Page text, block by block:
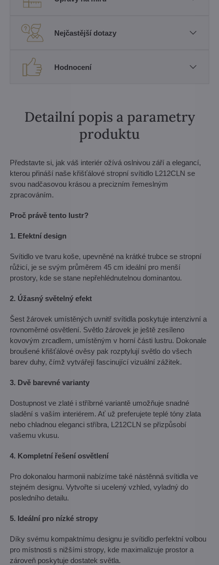
Nejčastější dotazy
Hodnocení
Detailní popis a parametry
produktu
Představte si, jak váš interiér ožívá oslnivou září a elegancí,
kterou přináší naše křišťálové stropní svítidlo L212CLN se
svou nadčasovou krásou a precizním řemeslným
zpracováním.
Proč právě tento lustr?
1. Efektní design
Svítidlo ve tvaru koše, upevněné na krátké trubce se stropní
růžicí, je se svým průměrem 45 cm ideální pro menší
prostory, kde se stane nepřehlédnutelnou dominantou.
2. Úžasný světelný efekt
Šest žárovek umístěných uvnitř svítidla poskytuje intenzivní a
rovnoměrné osvětlení. Světlo žárovek je ještě zesíleno
kovovým zrcadlem, umístěným v horní části lustru. Dokonale
broušené křišťálové ověsy pak rozptylují světlo do všech
barev duhy, čímž vytvářejí fascinující vizuální zážitek.
3. Dvě barevné varianty
Dostupnost ve zlaté i stříbrné variantě umožňuje snadné
sladění s vaším interiérem. Ať už preferujete teplé tóny zlata
nebo chladnou eleganci stříbra, L212CLN se přizpůsobí
vašemu vkusu.
4. Kompletní řešení osvětlení
Pro dokonalou harmonii nabízíme také nástěnná svítidla ve
stejném designu. Vytvořte si ucelený vzhled, vyladný do
posledního detailu.
5. Ideální pro nízké stropy
Díky svému kompaktnímu designu je svítidlo perfektní volbou
pro místnosti s nižšími stropy, kde maximalizuje prostor a
zároveň poskytuje dostatek světla.